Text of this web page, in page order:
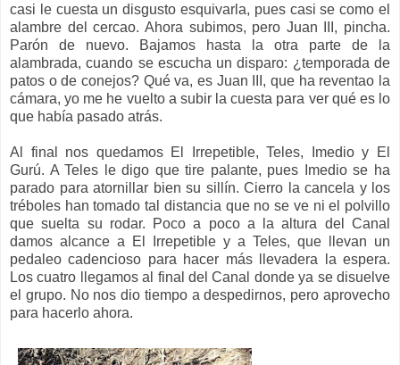
casi le cuesta un disgusto esquivarla, pues casi se como el
alambre del cercao. Ahora subimos, pero Juan III, pincha.
Parón de nuevo. Bajamos hasta la otra parte de la
alambrada, cuando se escucha un disparo: ¿temporada de
patos o de conejos? Qué va, es Juan III, que ha reventao la
cámara, yo me he vuelto a subir la cuesta para ver qué es lo
que había pasado atrás.
Al final nos quedamos El Irrepetible, Teles, Imedio y El
Gurú. A Teles le digo que tire palante, pues Imedio se ha
parado para atornillar bien su sillín. Cierro la cancela y los
tréboles han tomado tal distancia que no se ve ni el polvillo
que suelta su rodar. Poco a poco a la altura del Canal
damos alcance a El Irrepetible y a Teles, que llevan un
pedaleo cadencioso para hacer más llevadera la espera.
Los cuatro llegamos al final del Canal donde ya se disuelve
el grupo. No nos dio tiempo a despedirnos, pero aprovecho
para hacerlo ahora.